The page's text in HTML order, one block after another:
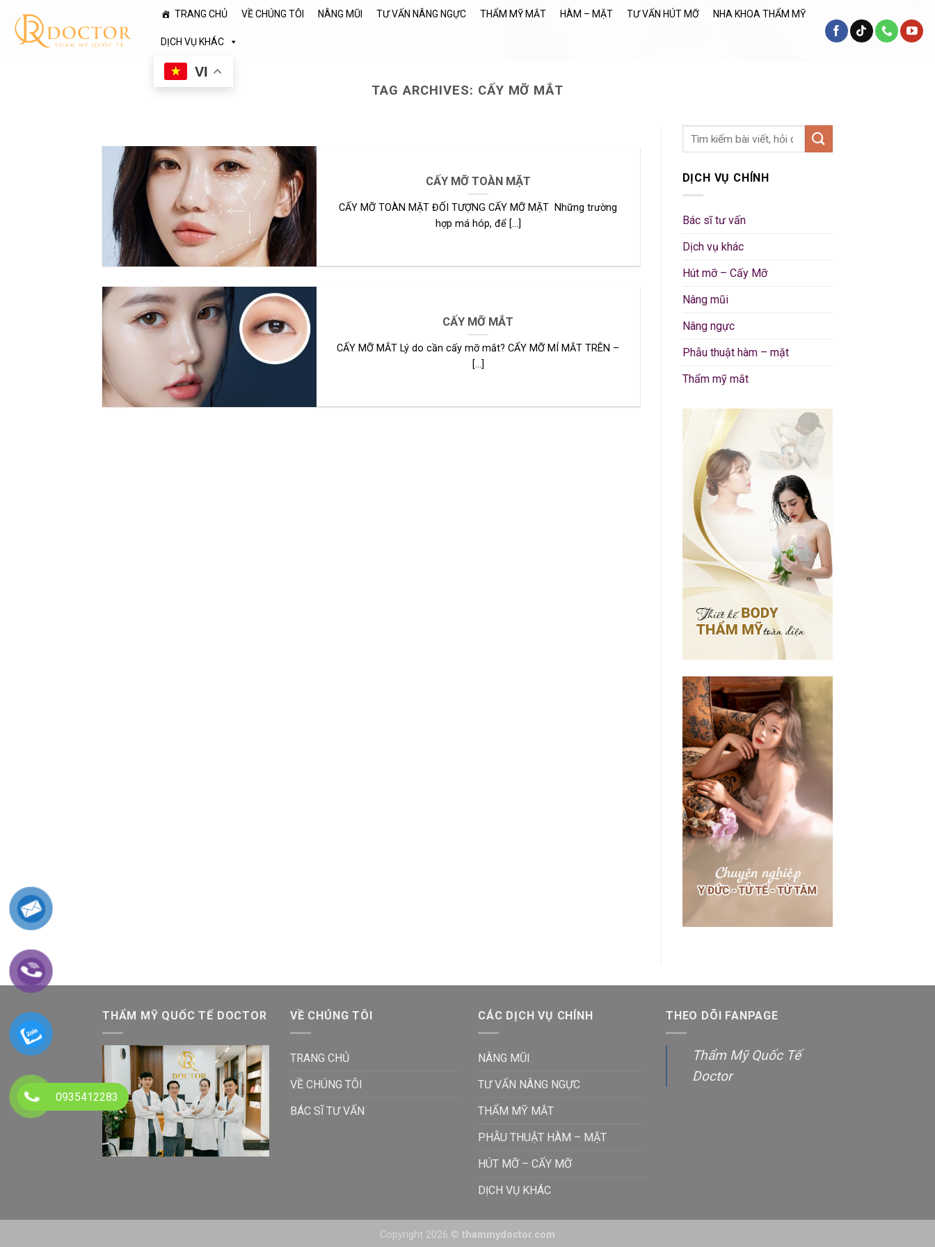
content
TRANG CHỦ VỀ CHÚNG TÔI NÂNG MŨI TƯ VẤN NÂNG NGỰC THẨM MỸ MẮT HÀM – MẶT TƯ VẤN HÚT MỠ NHA KHOA THẨM MỸ
DỊCH VỤ KHÁC
VI
TAG ARCHIVES: CẤY MỠ MẮT
1. Giới thiệu Trang Bác Sĩ Trọng và Thẩm Mỹ Quốc Tế Doctor cam kết [...]
CẤY MỠ TOÀN MẶT
CẤY MỠ TOÀN MẶT ĐỐI TƯỢNG CẤY MỠ MẶT Những trường
hợp má hóp, để [...]
CẤY MỠ MẮT
CẤY MỠ MẮT Lý do cần cấy mỡ mắt? CẤY MỠ MÍ MẮT TRÊN –
[...]
DỊCH VỤ CHÍNH
Bác sĩ tư vấn
Dịch vụ khác
Hút mỡ – Cấy Mỡ
Nâng mũi
Nâng ngực
Phẫu thuật hàm – mặt
Thẩm mỹ mắt
THẨM MỸ QUỐC TẾ DOCTOR VỀ CHÚNG TÔI
TRANG CHỦ
VỀ CHÚNG TÔI
BÁC SĨ TƯ VẤN
CÁC DỊCH VỤ CHÍNH
NÂNG MŨI
TƯ VẤN NÂNG NGỰC
THẨM MỸ MẮT
PHẪU THUẬT HÀM – MẶT
HÚT MỠ – CẤY MỠ
DỊCH VỤ KHÁC
THEO DÕI FANPAGE
Thẩm Mỹ Quốc Tế
Doctor
Copyright 2026 © thammydoctor.com
0935412283